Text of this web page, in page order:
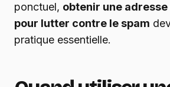
ponctuel, obtenir une
pour lutter contre le spam
pratique essentielle.